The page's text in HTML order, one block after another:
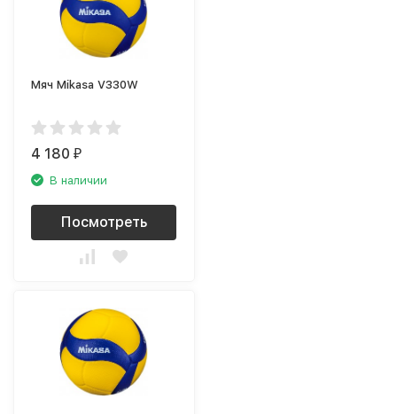
Мяч Mikasa V330W
4 180₽
В наличии
Посмотреть